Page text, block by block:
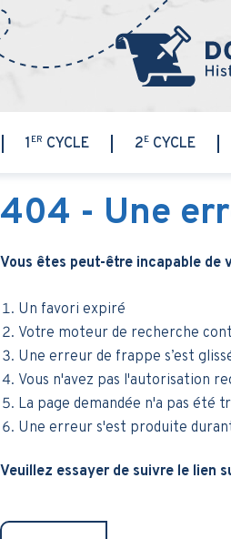
1 ER CYCLE 2E CYCLE
404 - Une
Vous êtes peut-être incapable de
Un favori expiré
Votre moteur de recherche
Une erreur de frappe s’est
Vous n'avez pas l'autorisation
La page demandée n'a pas été
Une erreur s'est produite
Veuillez essayer de suivre le lien